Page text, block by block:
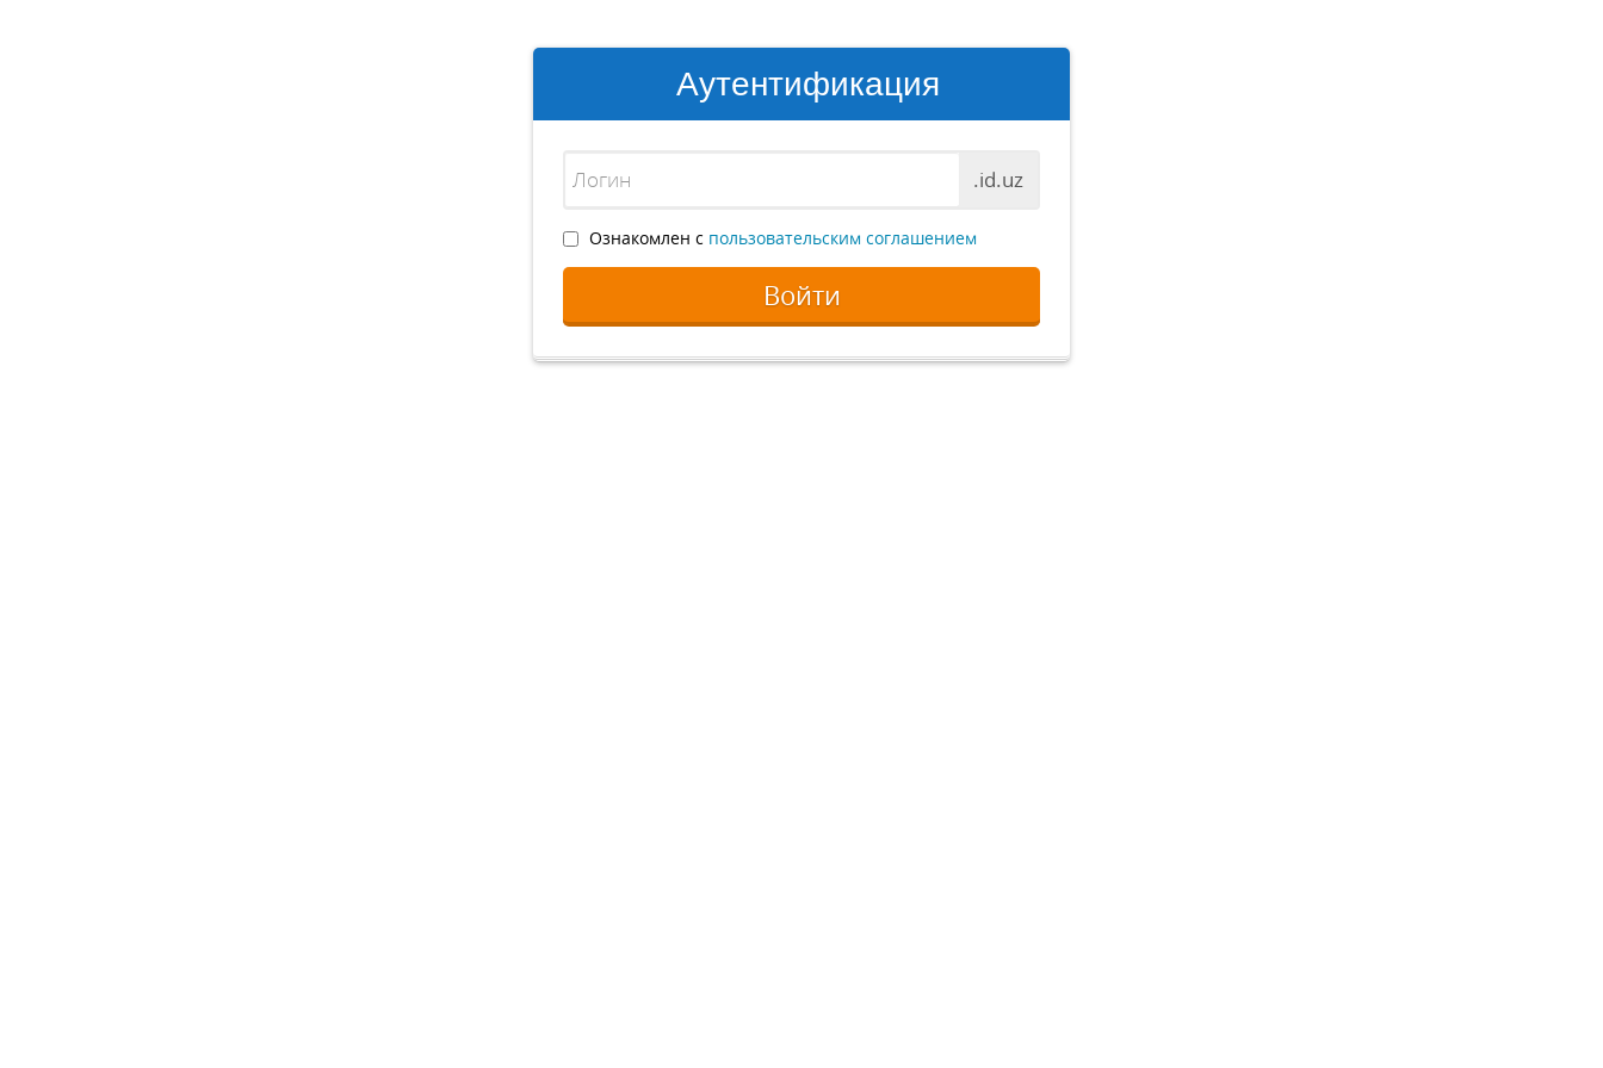
Аутентификация
.id.uz
Ознакомлен с пользовательским соглашением
Войти